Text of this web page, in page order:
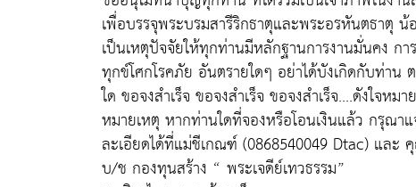
เพื่อบรรจุพระบรมสารีริกธาตุและพระอรหันตธาตุ
เป็นเหตุปัจจัยให้ทุกท่านมีหลักฐานการงานมั่นคง ก
ทุกข์โศกโรคภัย อันตรายใดๆ อย่าได้บังเกิดกับท่า
ใด ขอจงสำเร็จ ขอจงสำเร็จ ขอจงสำเร็จ....ดังใจห
หมายเหตุ หากท่านใดที่จองหรือโอนเงินแล้ว กรุณ
ละเอียดได้ที่แม่ชีเกณฑ์ (0868540049 Dtac) และ
บ/ช กองทุนสร้าง “ พระเจดีย์เทวธรรม”